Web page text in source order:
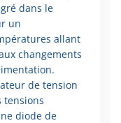
dans le
un
allant
changements
de tension
tensions
diode de